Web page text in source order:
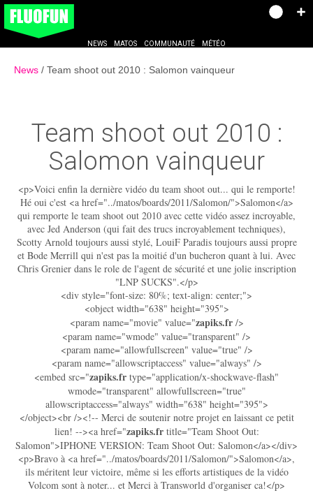
NEWS MATOS COMMUNAUTÉ MÉTÉO
News Team shoot out 2010 : Salomon vainqueur
Team shoot out 2010 :
Salomon vainqueur
<p>Voici enfin la dernière vidéo du team shoot out... qui le remporte!
Hé oui c'est <a href="../matos/boards/2011/Salomon/">Salomon</a>
qui remporte le team shoot out 2010 avec cette vidéo assez incroyable,
avec Jed Anderson (qui fait des trucs incroyablement techniques),
Scotty Arnold toujours aussi stylé, LouiF Paradis toujours aussi propre
et Bode Merrill qui n'est pas la moitié d'un bucheron quant à lui. Avec
Chris Grenier dans le role de l'agent de sécurité et une jolie inscription
"LNP SUCKS".</p>
<div style="font-size: 80%; text-align: center;">
<object width="638" height="395">
<param name="movie" value="zapiks.fr/>
<param name="wmode" value="transparent" />
<param name="allowfullscreen" value="true" />
<param name="allowscriptaccess" value="always" />
<embed src="zapiks.fr type="application/x-shockwave-flash"
wmode="transparent" allowfullscreen="true"
allowscriptaccess="always" width="638" height="395">
</object><br /><!-- Merci de soutenir notre projet en laissant ce petit
lien! --><a href="zapiks.frtitle="Team Shoot Out:
Salomon">IPHONE VERSION: Team Shoot Out: Salomon</a></div>
<p>Bravo à <a href="../matos/boards/2011/Salomon/">Salomon</a>,
ils méritent leur victoire, même si les efforts artistiques de la vidéo
Volcom sont à noter... et Merci à Transworld d'organiser ca!</p>